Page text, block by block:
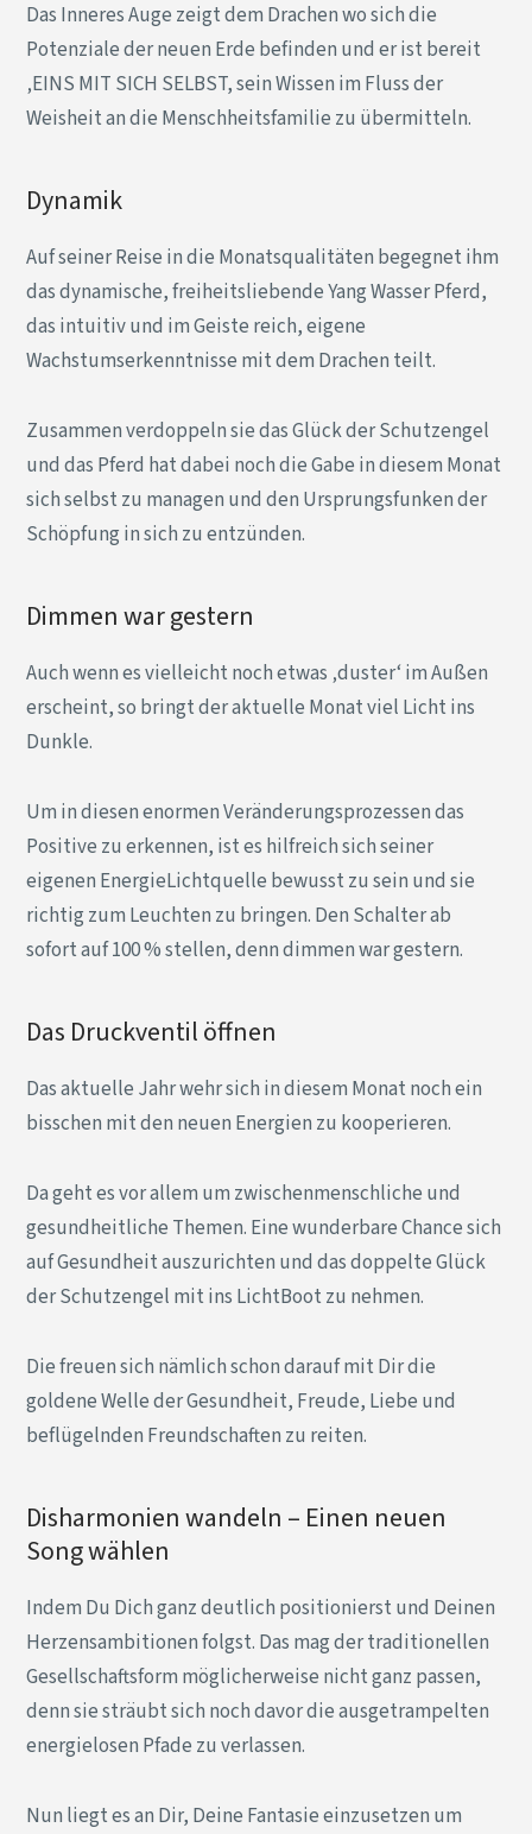
Das Inneres Auge zeigt dem Drachen wo sich die
Potenziale der neuen Erde befinden und er ist bereit
‚EINS MIT SICH SELBST, sein Wissen im Fluss der
Weisheit an die Menschheitsfamilie zu übermitteln.
Dynamik
Auf seiner Reise in die Monatsqualitäten begegnet ihm
das dynamische, freiheitsliebende Yang Wasser Pferd,
das intuitiv und im Geiste reich, eigene
Wachstumserkenntnisse mit dem Drachen teilt.
Zusammen verdoppeln sie das Glück der Schutzengel
und das Pferd hat dabei noch die Gabe in diesem Monat
sich selbst zu managen und den Ursprungsfunken der
Schöpfung in sich zu entzünden.
Dimmen war gestern
Auch wenn es vielleicht noch etwas ‚duster‘ im Außen
erscheint, so bringt der aktuelle Monat viel Licht ins
Dunkle.
Um in diesen enormen Veränderungsprozessen das
Positive zu erkennen, ist es hilfreich sich seiner
eigenen EnergieLichtquelle bewusst zu sein und sie
richtig zum Leuchten zu bringen. Den Schalter ab
sofort auf 100 % stellen, denn dimmen war gestern.
Das Druckventil öffnen
Das aktuelle Jahr wehr sich in diesem Monat noch ein
bisschen mit den neuen Energien zu kooperieren.
Da geht es vor allem um zwischenmenschliche und
gesundheitliche Themen. Eine wunderbare Chance sich
auf Gesundheit auszurichten und das doppelte Glück
der Schutzengel mit ins LichtBoot zu nehmen.
Die freuen sich nämlich schon darauf mit Dir die
goldene Welle der Gesundheit, Freude, Liebe und
beflügelnden Freundschaften zu reiten.
Disharmonien wandeln – Einen neuen
Song wählen
Indem Du Dich ganz deutlich positionierst und Deinen
Herzensambitionen folgst. Das mag der traditionellen
Gesellschaftsform möglicherweise nicht ganz passen,
denn sie sträubt sich noch davor die ausgetrampelten
energielosen Pfade zu verlassen.
Nun liegt es an Dir, Deine Fantasie einzusetzen um